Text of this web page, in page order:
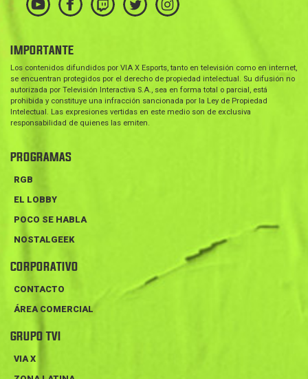
IMPORTANTE
Los contenidos difundidos por VIA X Esports, tanto en televisión como en internet,
se encuentran protegidos por el derecho de propiedad intelectual. Su difusión no
autorizada por Televisión Interactiva S.A., sea en forma total o parcial, está
prohibida y constituye una infracción sancionada por la Ley de Propiedad
Intelectual. Las expresiones vertidas en este medio son de exclusiva
responsabilidad de quienes las emiten.
PROGRAMAS
RGB
EL LOBBY
POCO SE HABLA
NOSTALGEEK
CORPORATIVO
CONTACTO
ÁREA COMERCIAL
GRUPO TVI
VIA X